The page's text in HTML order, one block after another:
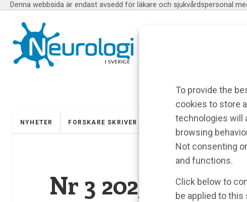
To provide the
cookies to store
technologies will
browsing
Not consenting
and functions.
Click below to
be applied to this
Denna webbsida är endast avsedd för läkare och sjukvårdspersonal
NYHETER FORSKARE SKRIVER UTBILDNINGAR
Nr 3 2025